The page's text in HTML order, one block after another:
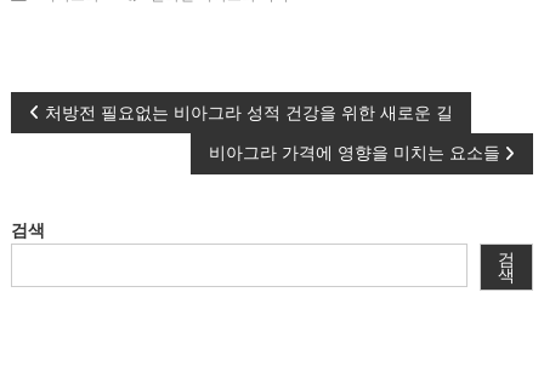
글
색
처방전 필요없는 비아그라 성적 건강을 위한 새로운 길
비아그라 가격에 영향을 미치는 요소들
검색
검
색